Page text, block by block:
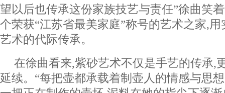
望以后也传承这份家族技艺与责任”徐曲笑
个荣获“江苏省最美家庭”称号的艺术之家,
艺术的代际传承。
在徐曲看来,紫砂艺术不仅是手艺的传承,
延续。“每把壶都承载着制壶人的情感与思